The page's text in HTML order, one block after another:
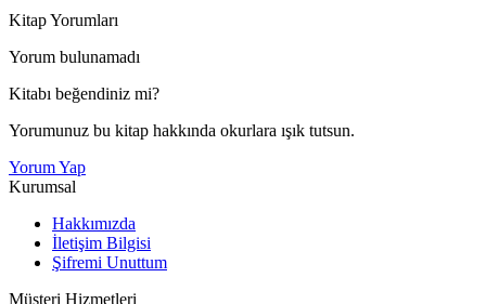
Kitap Yorumları
Yorum bulunamadı
Kitabı beğendiniz mi?
Yorumunuz bu kitap hakkında okurlara ışık tutsun.
Yorum Yap
Kurumsal
Hakkımızda
İletişim Bilgisi
Şifremi Unuttum
Müşteri Hizmetleri